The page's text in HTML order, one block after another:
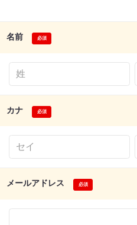
名前
カナ
メールアドレス